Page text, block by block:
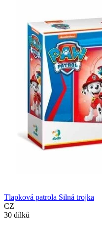
Tlapková patrola Silná trojka
CZ
30 dílků